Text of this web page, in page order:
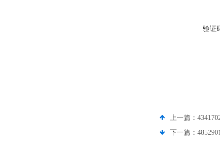
验证
上一篇：
下一篇：